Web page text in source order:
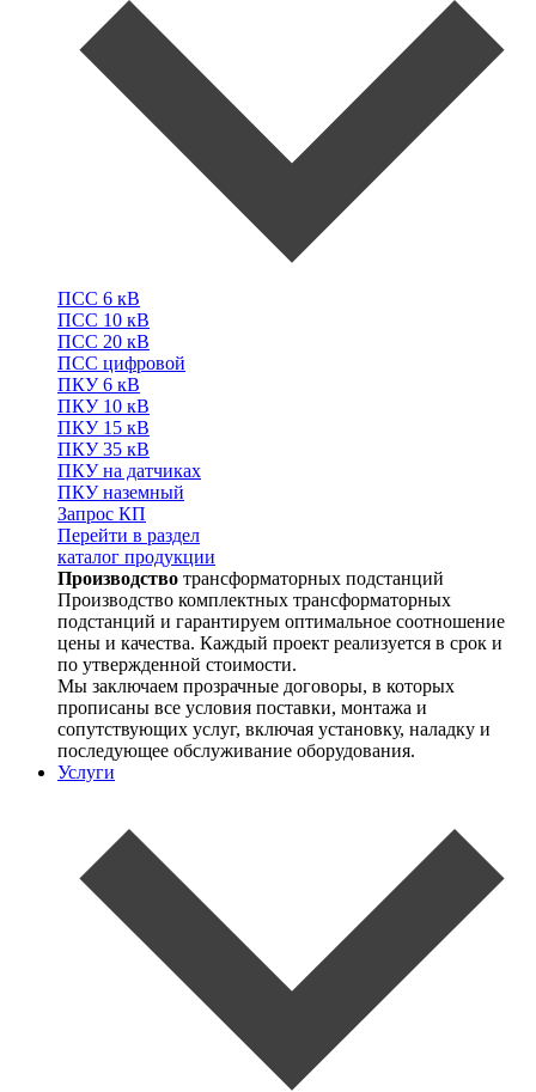
ПСС 6 кВ
ПСС 10 кВ
ПСС 20 кВ
ПСС цифровой
ПКУ6 кВ
ПКУ 10 кВ
ПКУ 15 кВ
ПКУ35 кВ
ПКУна датчиках
ПКУназемный
Запрос КП
Перейти в раздел
каталог продукции
Производство трансформаторных подстанций
Производство комплектных трансформаторных
подстанций и гарантируем оптимальное соотношение
цены и качества. Каждый проект реализуется в срок и
по утвержденной стоимости.
Мы заключаем прозрачные договоры, в которых
прописаны все условия поставки, монтажа и
сопутствующих услуг, включая установку, наладку и
последующее обслуживание оборудования.
Услуги